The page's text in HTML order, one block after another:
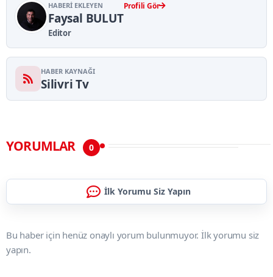
HABERI EKLEYEN
Faysal BULUT
Editor
Profili Gör
HABER KAYNAĞI
Silivri Tv
YORUMLAR 0
İlk Yorumu Siz Yapın
Bu haber için henüz onaylı yorum bulunmuyor. İlk yorumu siz
yapın.